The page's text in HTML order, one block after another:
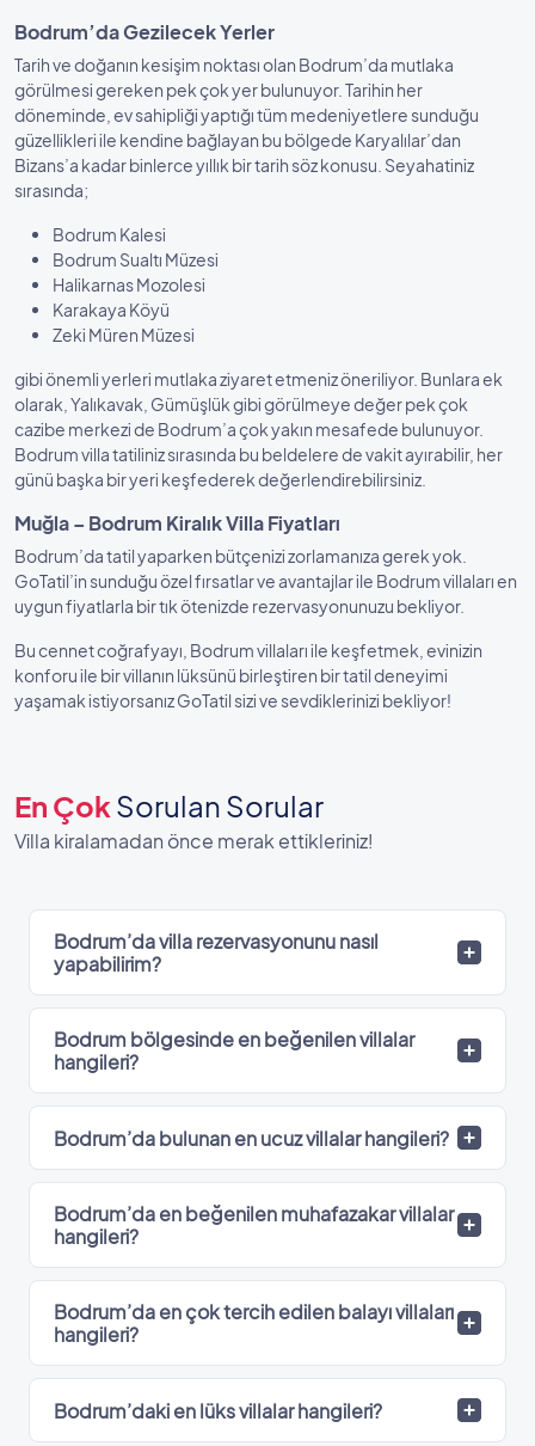
Bodrum’da Gezilecek Yerler
Tarih ve doğanın kesişim noktası olan Bodrum’da mutlaka
görülmesi gereken pek çok yer bulunuyor. Tarihin her
döneminde, ev sahipliği yaptığı tüm medeniyetlere sunduğu
güzellikleri ile kendine bağlayan bu bölgede Karyalılar’dan
Bizans’a kadar binlerce yıllık bir tarih söz konusu. Seyahatiniz
sırasında;
Bodrum Kalesi
Bodrum Sualtı Müzesi
Halikarnas Mozolesi
Karakaya Köyü
Zeki Müren Müzesi
gibi önemli yerleri mutlaka ziyaret etmeniz öneriliyor. Bunlara ek
olarak, Yalıkavak, Gümüşlük gibi görülmeye değer pek çok
cazibe merkezi de Bodrum’a çok yakın mesafede bulunuyor.
Bodrum villa tatiliniz sırasında bu beldelere de vakit ayırabilir, her
günü başka bir yeri keşfederek değerlendirebilirsiniz.
Muğla – Bodrum Kiralık Villa Fiyatları
Bodrum’da tatil yaparken bütçenizi zorlamanıza gerek yok.
GoTatil’in sunduğu özel fırsatlar ve avantajlar ile Bodrum villaları en
uygun fiyatlarla bir tık ötenizde rezervasyonunuzu bekliyor.
Bu cennet coğrafyayı, Bodrum villaları ile keşfetmek, evinizin
konforu ile bir villanın lüksünü birleştiren bir tatil deneyimi
yaşamak istiyorsanız GoTatil sizi ve sevdiklerinizi bekliyor!
En ÇokSorulan Sorular
Villa kiralamadan önce merak ettikleriniz!
Bodrum’da villa rezervasyonunu nasıl
yapabilirim?
Bodrum bölgesinde en beğenilen villalar
hangileri?
Bodrum’da bulunan en ucuz villalar hangileri?
Bodrum’da en beğenilen muhafazakar villalar
hangileri?
Bodrum’da en çok tercih edilen balayı villaları
hangileri?
Bodrum’daki en lüks villalar hangileri?